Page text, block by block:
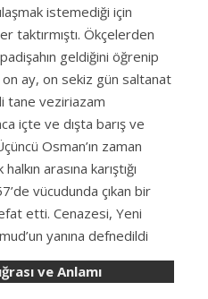
istemediği için
taktırmıştı. Ökçelerden
geldiğini öğrenip
on ay, on sekiz gün saltanat
tane veziriazam
içte ve dışta barış ve
Osman’ın zaman
arasına karıştığı
vücudunda çıkan bir
etti. Cenazesi, Yeni
yanına defnedildi
ve Anlamı